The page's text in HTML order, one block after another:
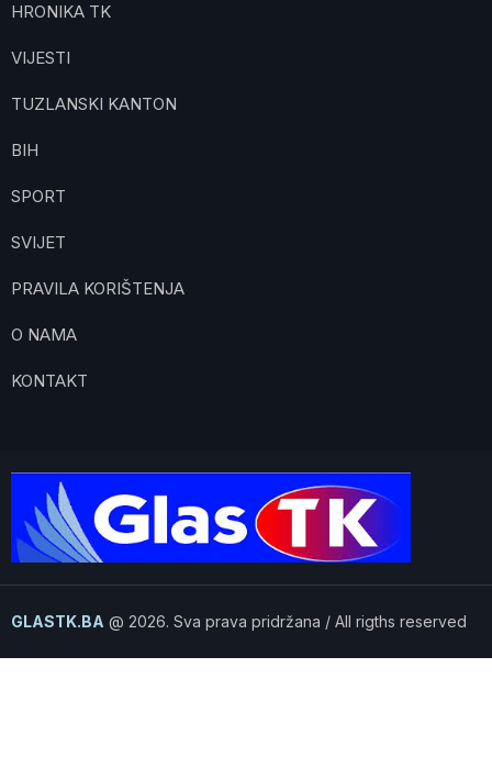
HRONIKA TK
VIJESTI
TUZLANSKI KANTON
BIH
SPORT
SVIJET
PRAVILA KORIŠTENJA
O NAMA
KONTAKT
GLASTK.BA @ 2026. Sva prava pridržana / All rigths reserved